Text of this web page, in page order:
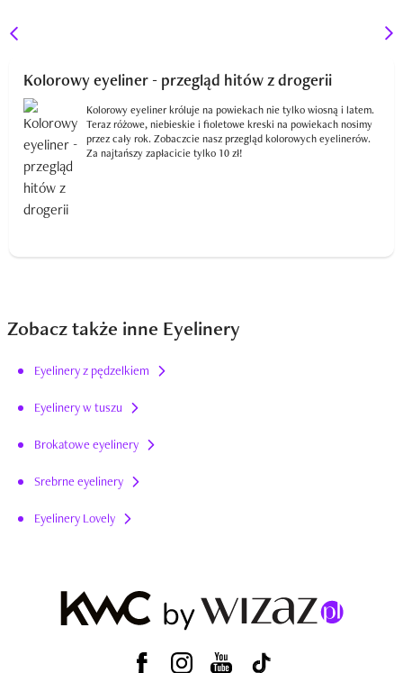
Kolorowy eyeliner - przegląd hitów z drogerii
Kolorowy eyeliner króluje na powiekach nie tylko wiosną i latem.
Teraz różowe, niebieskie i fioletowe kreski na powiekach nosimy
przez cały rok. Zobaczcie nasz przegląd kolorowych eyelinerów.
Za najtańszy zapłacicie tylko 10 zł!
Zobacz także inne Eyelinery
Eyelinery z pędzelkiem
Eyelinery w tuszu
Brokatowe eyelinery
Srebrne eyelinery
Eyelinery Lovely